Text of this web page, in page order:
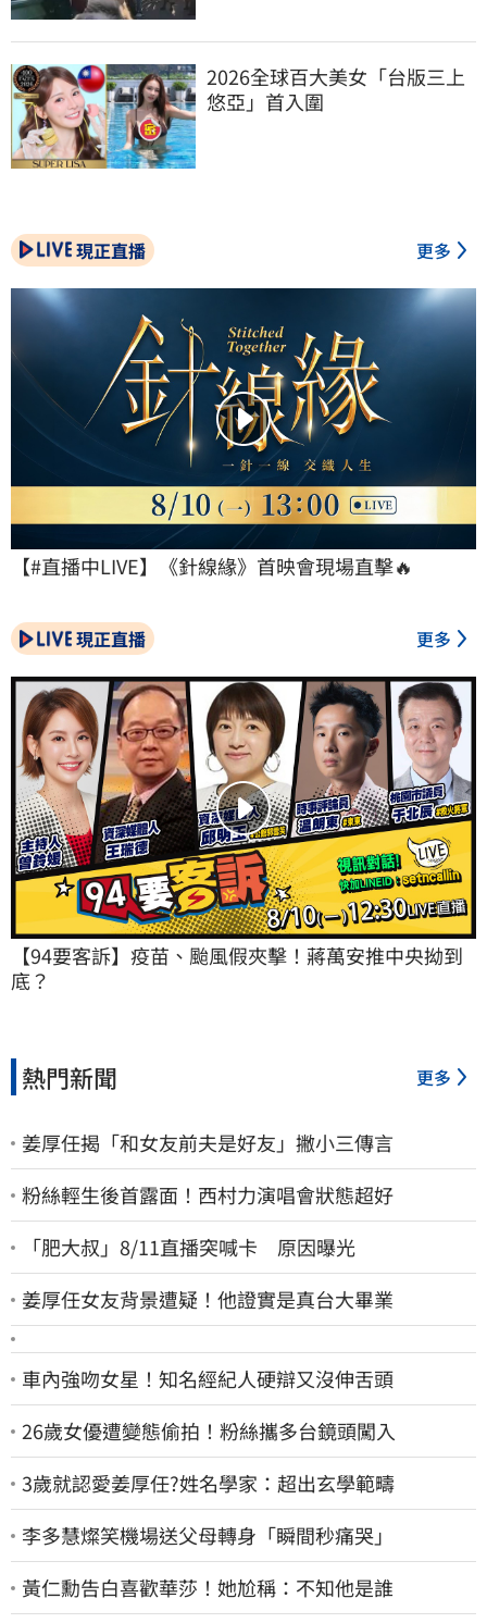
2026全球百大美女「台版三上
悠亞」首入圍
現正直播 更多
【#直播中LIVE】《針線緣》首映會現場直擊🔥
現正直播 更多
【94要客訴】疫苗、颱風假夾擊！蔣萬安推中央拗到
底？
熱門新聞 更多
姜厚任揭「和女友前夫是好友」撇小三傳言
粉絲輕生後首露面！西村力演唱會狀態超好
「肥大叔」8/11直播突喊卡 原因曝光
姜厚任女友背景遭疑！他證實是真台大畢業
車內強吻女星！知名經紀人硬辯又沒伸舌頭
26歲女優遭變態偷拍！粉絲攜多台鏡頭闖入
3歲就認愛姜厚任?姓名學家：超出玄學範疇
李多慧燦笑機場送父母轉身「瞬間秒痛哭」
黃仁勳告白喜歡華莎！她尬稱：不知他是誰